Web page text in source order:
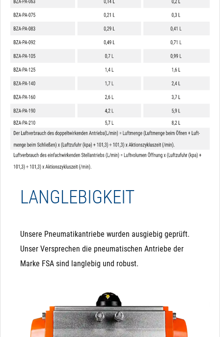
LANGLEBIGKEIT
Unsere Pneumatikantriebe wurden ausgiebig geprüft.
Unser Versprechen die pneumatischen Antriebe der
Marke FSA sind langlebig und robust.